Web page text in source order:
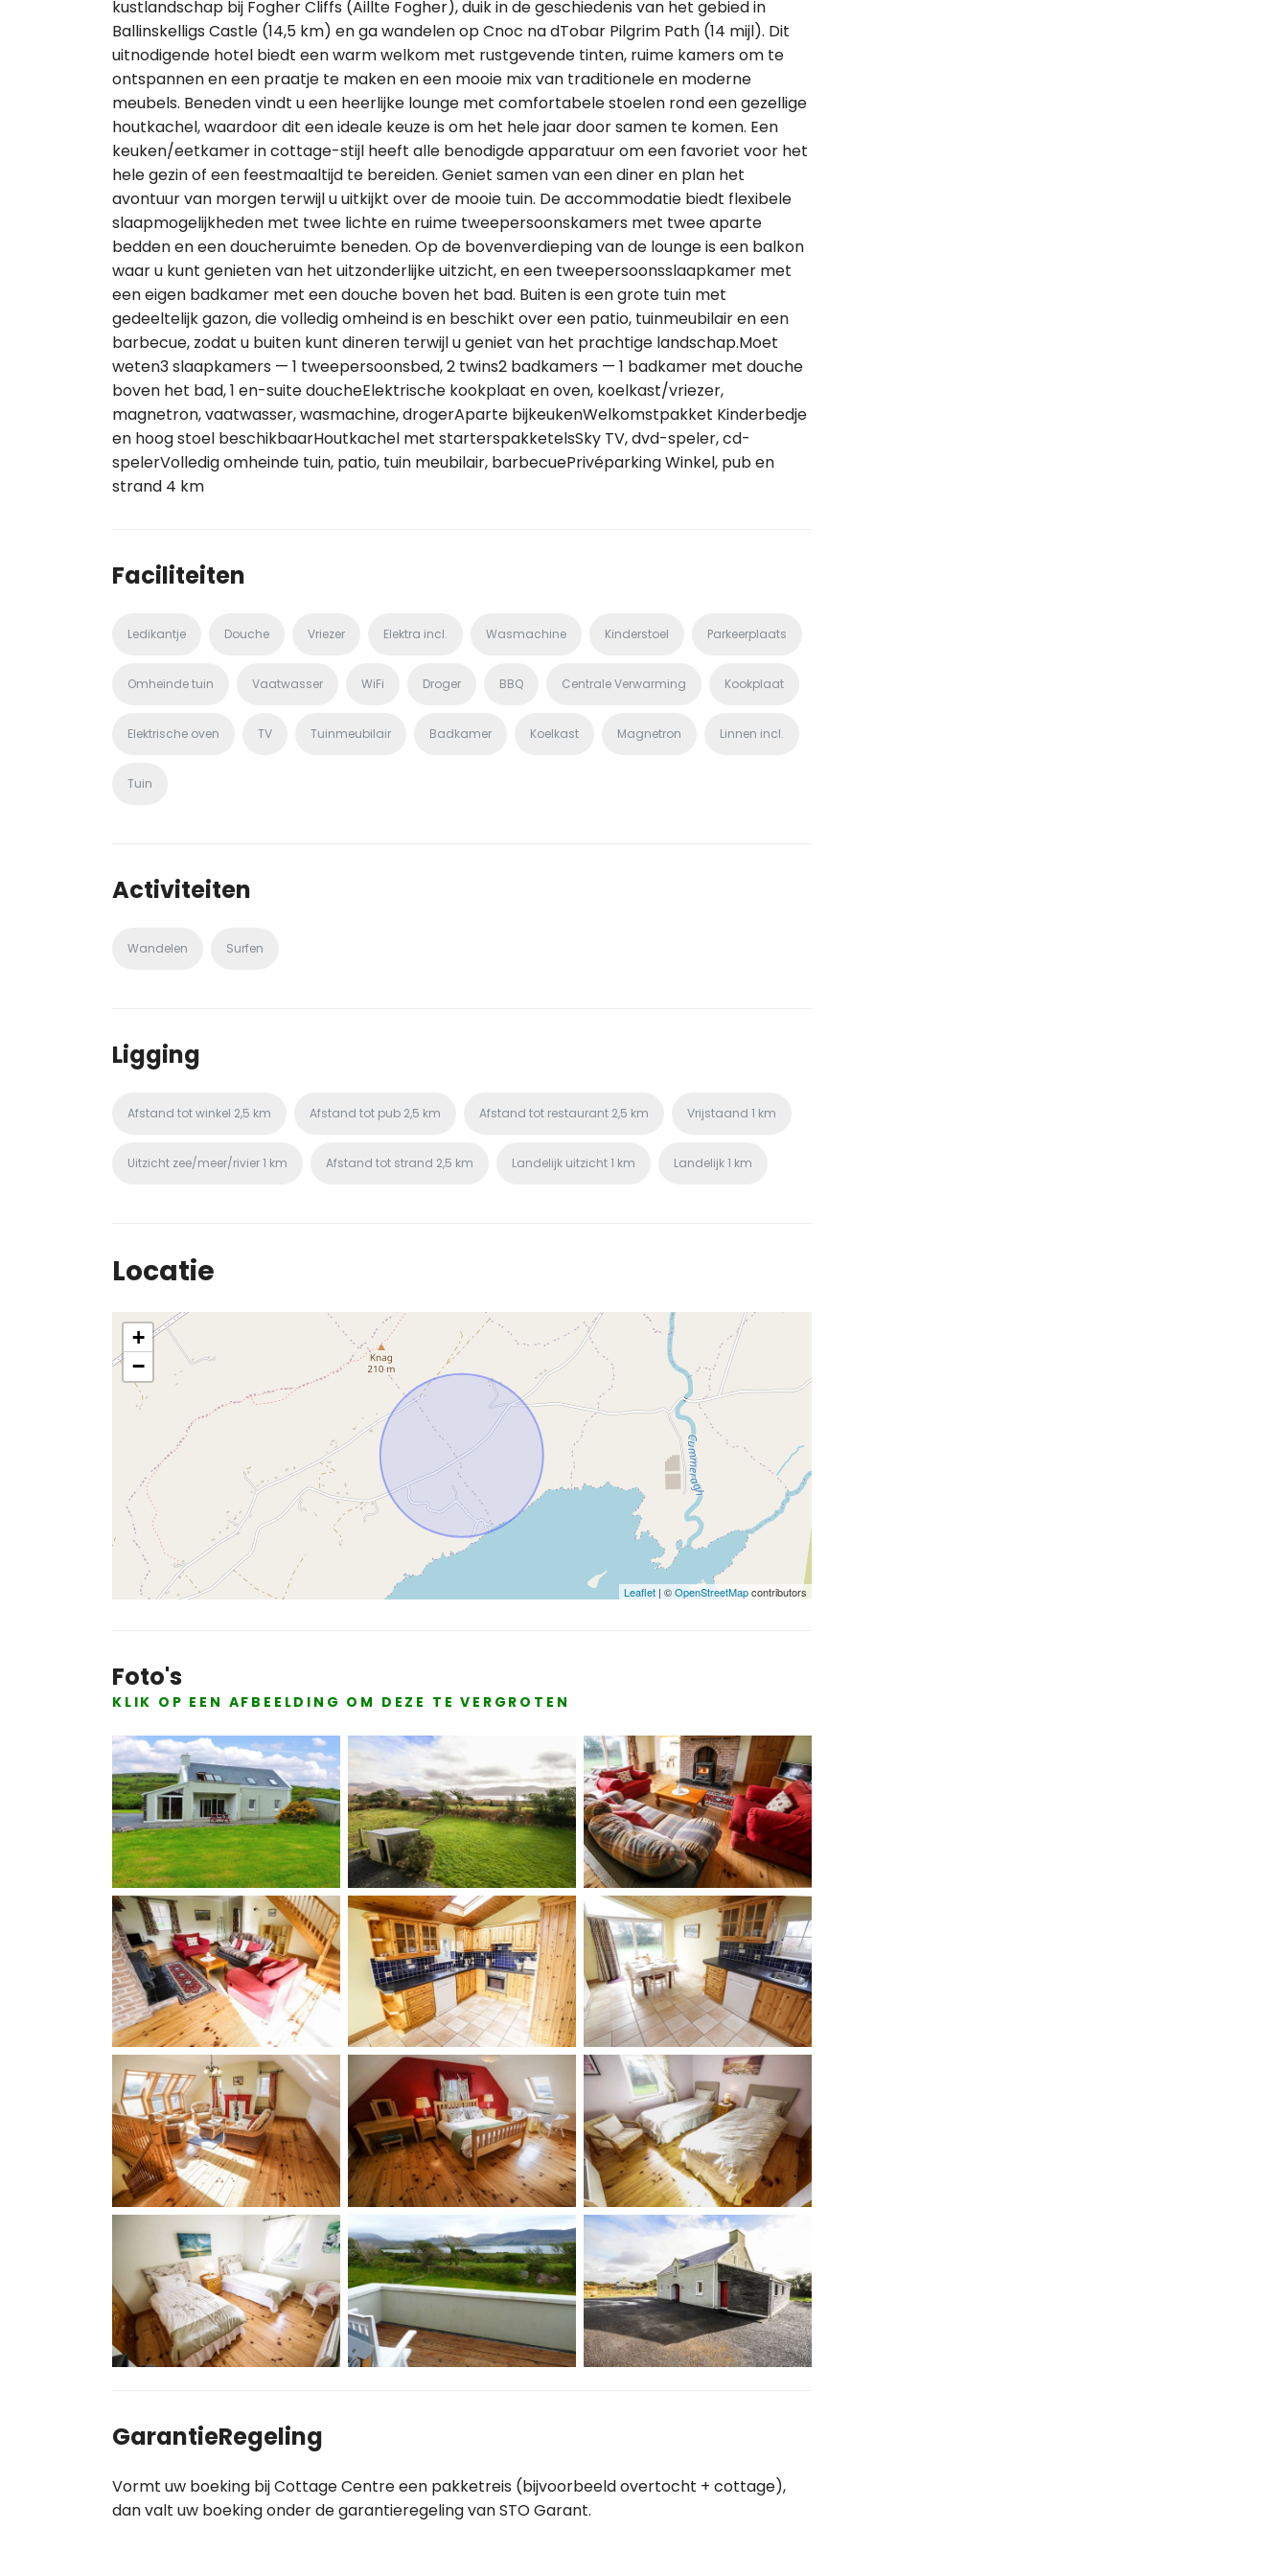
kustlandschap bij Fogher Cliffs (Aillte Fogher), duik in de geschiedenis van het gebied in
Ballinskelligs Castle (14,5 km) en ga wandelen op Cnoc na dTobar Pilgrim Path (14 mijl). Dit
uitnodigende hotel biedt een warm welkom met rustgevende tinten, ruime kamers om te
ontspannen en een praatje te maken en een mooie mix van traditionele en moderne
meubels. Beneden vindt u een heerlijke lounge met comfortabele stoelen rond een gezellige
houtkachel, waardoor dit een ideale keuze is om het hele jaar door samen te komen. Een
keuken/eetkamer in cottage-stijl heeft alle benodigde apparatuur om een favoriet voor het
hele gezin of een feestmaaltijd te bereiden. Geniet samen van een diner en plan het
avontuur van morgen terwijl u uitkijkt over de mooie tuin. De accommodatie biedt flexibele
slaapmogelijkheden met twee lichte en ruime tweepersoonskamers met twee aparte
bedden en een doucheruimte beneden. Op de bovenverdieping van de lounge is een balkon
waar u kunt genieten van het uitzonderlijke uitzicht, en een tweepersoonsslaapkamer met
een eigen badkamer met een douche boven het bad. Buiten is een grote tuin met
gedeeltelijk gazon, die volledig omheind is en beschikt over een patio, tuinmeubilair en een
barbecue, zodat u buiten kunt dineren terwijl u geniet van het prachtige landschap.Moet
weten3 slaapkamers — 1 tweepersoonsbed, 2 twins2 badkamers — 1 badkamer met douche
boven het bad, 1 en-suite doucheElektrische kookplaat en oven, koelkast/vriezer,
magnetron, vaatwasser, wasmachine, drogerAparte bijkeukenWelkomstpakket Kinderbedje
en hoog stoel beschikbaarHoutkachel met starterspakketelsSky TV, dvd-speler, cd-
spelerVolledig omheinde tuin, patio, tuin meubilair, barbecuePrivéparking Winkel, pub en
strand 4 km
Faciliteiten
Ledikantje Douche Vriezer Elektra incl. Wasmachine Kinderstoel Parkeerplaats
Omheinde tuin Vaatwasser WiFi Droger BBQ Centrale Verwarming Kookplaat
Elektrische oven TV Tuinmeubilair Badkamer Koelkast Magnetron Linnen incl.
Tuin
Activiteiten
Wandelen Surfen
Ligging
Afstand tot winkel 2,5 km Afstand tot pub 2,5 km Afstand tot restaurant 2,5 km Vrijstaand 1 km
Uitzicht zee/meer/rivier1 km Afstand tot strand 2,5 km Landelijk uitzicht1 km Landelijk1 km
Locatie
+
−
Leaflet | ©OpenStreetMapcontributors
Foto's
KLIK OP EEN AFBEELDING OM DEZE TE VERGROTEN
GarantieRegeling
Vormt uw boeking bij Cottage Centre een pakketreis (bijvoorbeeld overtocht + cottage),
dan valt uw boeking onder de garantieregeling van STO Garant.